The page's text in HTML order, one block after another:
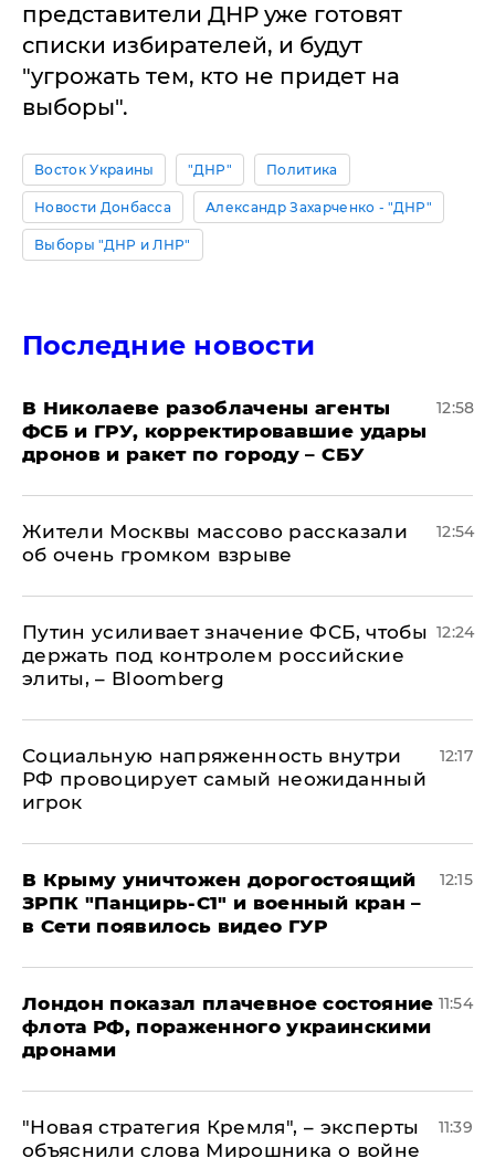
представители ДНР уже готовят
списки избирателей, и будут
"угрожать тем, кто не придет на
выборы".
Восток Украины "ДНР" Политика
Новости Донбасса Александр Захарченко - "ДНР"
Выборы "ДНР и ЛНР"
Последние новости
В Николаеве разоблачены агенты
ФСБ и ГРУ, корректировавшие удары
дронов и ракет по городу – СБУ
12:58
Жители Москвы массово рассказали
об очень громком взрыве
12:54
Путин усиливает значение ФСБ, чтобы
держать под контролем российские
элиты, – Bloomberg
12:24
Социальную напряженность внутри
РФ провоцирует самый неожиданный
игрок
12:17
В Крыму уничтожен дорогостоящий
ЗРПК "Панцирь-С1" и военный кран –
в Сети появилось видео ГУР
12:15
Лондон показал плачевное состояние
флота РФ, пораженного украинскими
дронами
11:54
"Новая стратегия Кремля", – эксперты
объяснили слова Мирошника о войне
11:39